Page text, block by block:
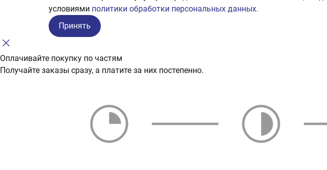
условиями политики обработки персональных данных.
Принять
Оплачивайте покупку по частям
Получайте заказы сразу, а платите за них постепенно.